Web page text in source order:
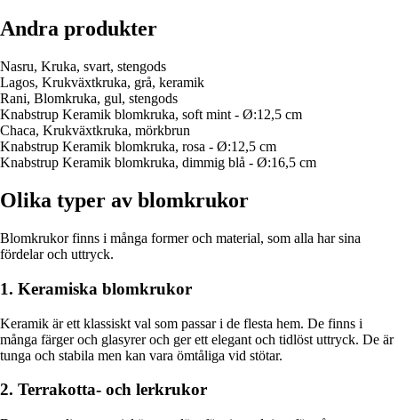
Andra produkter
Nasru, Kruka, svart, stengods
Lagos, Krukväxtkruka, grå, keramik
Rani, Blomkruka, gul, stengods
Knabstrup Keramik blomkruka, soft mint - Ø:12,5 cm
Chaca, Krukväxtkruka, mörkbrun
Knabstrup Keramik blomkruka, rosa - Ø:12,5 cm
Knabstrup Keramik blomkruka, dimmig blå - Ø:16,5 cm
Olika typer av blomkrukor
Blomkrukor finns i många former och material, som alla har sina
fördelar och uttryck.
1. Keramiska blomkrukor
Keramik är ett klassiskt val som passar i de flesta hem. De finns i
många färger och glasyrer och ger ett elegant och tidlöst uttryck. De är
tunga och stabila men kan vara ömtåliga vid stötar.
2. Terrakotta- och lerkrukor